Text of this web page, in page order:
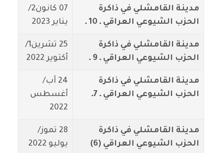
مدينة القامشلي في ذاكرة
الحزب الشيوعي العراقي ـ 10 ـ
07 كانون2/
يناير 2023
مدينة القامشلي في ذاكرة
الحزب الشيوعي العراقي ـ 9 ـ
25 تشرين1/
أكتوير 2022
مدينة القامشلي في ذاكرة
الحزب الشيوعي العراقي ـ 7ـ
24 آب/
أغسطس
2022
مدينة القامشلي في ذاكرة
الحزب الشيوعي العراقي (6)
28 تموز/
يوليو 2022